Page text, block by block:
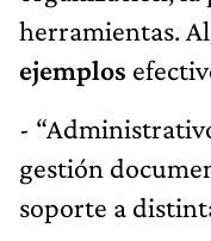
herramientas.
ejemplos
-
gestión
soporte a